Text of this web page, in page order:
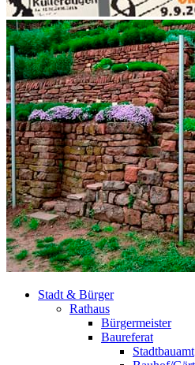
Stadt & Bürger
Rathaus
Bürgermeister
Baureferat
Stadtbauamt